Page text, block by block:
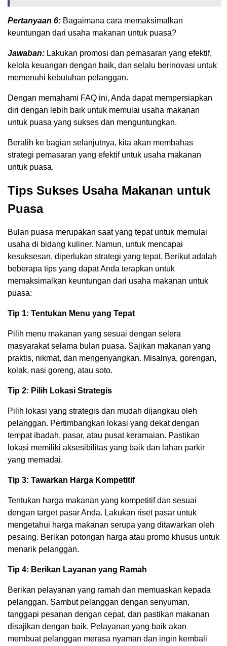
Pertanyaan 6: Bagaimana cara memaksimalkan
keuntungan dari usaha makanan untuk puasa?
Jawaban: Lakukan promosi dan pemasaran yang efektif,
kelola keuangan dengan baik, dan selalu berinovasi untuk
memenuhi kebutuhan pelanggan.
Dengan memahami FAQ ini, Anda dapat mempersiapkan
diri dengan lebih baik untuk memulai usaha makanan
untuk puasa yang sukses dan menguntungkan.
Beralih ke bagian selanjutnya, kita akan membahas
strategi pemasaran yang efektif untuk usaha makanan
untuk puasa.
Tips Sukses Usaha Makanan untuk
Puasa
Bulan puasa merupakan saat yang tepat untuk memulai
usaha di bidang kuliner. Namun, untuk mencapai
kesuksesan, diperlukan strategi yang tepat. Berikut adalah
beberapa tips yang dapat Anda terapkan untuk
memaksimalkan keuntungan dari usaha makanan untuk
puasa:
Tip 1: Tentukan Menu yang Tepat
Pilih menu makanan yang sesuai dengan selera
masyarakat selama bulan puasa. Sajikan makanan yang
praktis, nikmat, dan mengenyangkan. Misalnya, gorengan,
kolak, nasi goreng, atau soto.
Tip 2: Pilih Lokasi Strategis
Pilih lokasi yang strategis dan mudah dijangkau oleh
pelanggan. Pertimbangkan lokasi yang dekat dengan
tempat ibadah, pasar, atau pusat keramaian. Pastikan
lokasi memiliki aksesibilitas yang baik dan lahan parkir
yang memadai.
Tip 3: Tawarkan Harga Kompetitif
Tentukan harga makanan yang kompetitif dan sesuai
dengan target pasar Anda. Lakukan riset pasar untuk
mengetahui harga makanan serupa yang ditawarkan oleh
pesaing. Berikan potongan harga atau promo khusus untuk
menarik pelanggan.
Tip 4: Berikan Layanan yang Ramah
Berikan pelayanan yang ramah dan memuaskan kepada
pelanggan. Sambut pelanggan dengan senyuman,
tanggapi pesanan dengan cepat, dan pastikan makanan
disajikan dengan baik. Pelayanan yang baik akan
membuat pelanggan merasa nyaman dan ingin kembali